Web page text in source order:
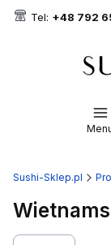
Tel: +48 792
Sushi-Sklep.pl